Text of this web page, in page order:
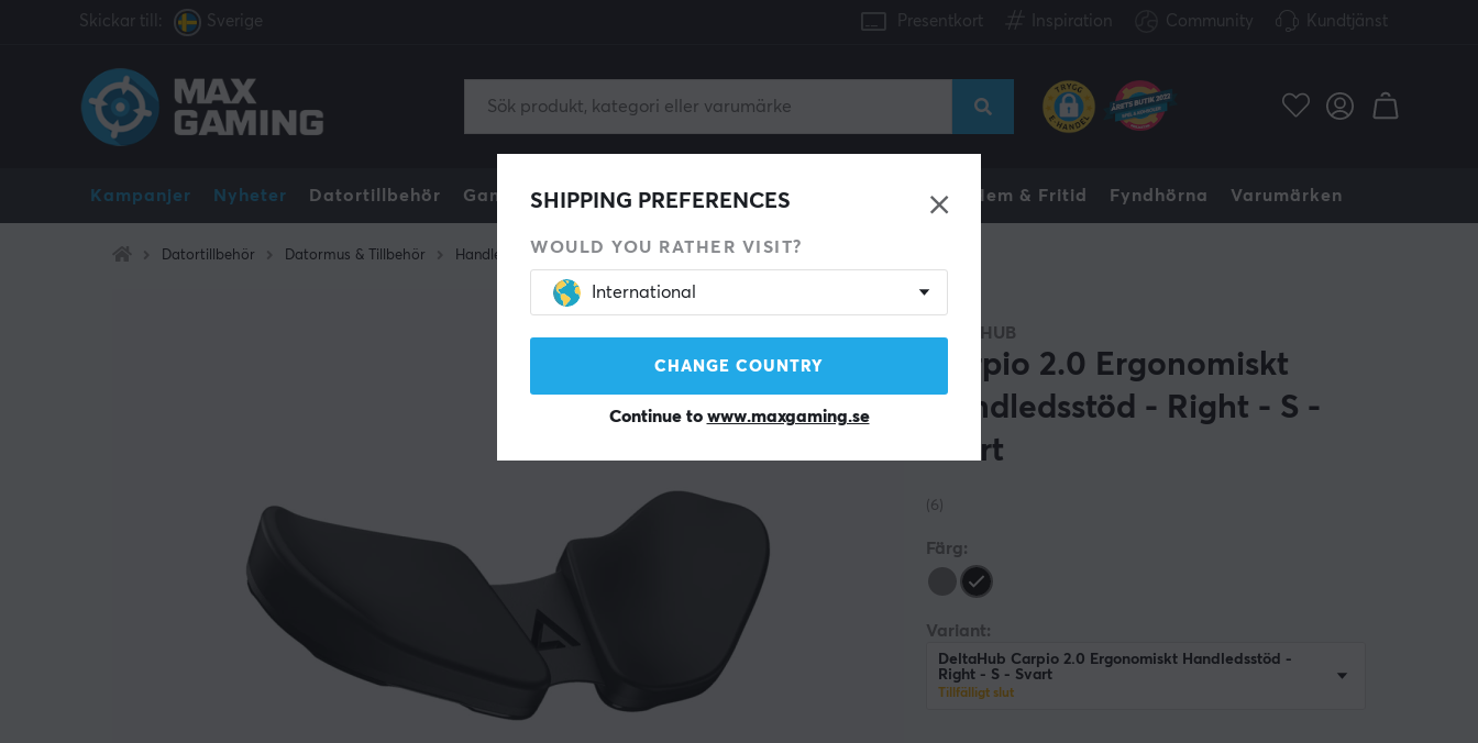
Skickar till: Sverige Presentkort Inspiration Community Kundtjänst
Kampanjer Nyheter Datortillbehör Gamingdator Konsol Gamingstol Mobiltillbehör Hem & Fritid Fyndhörna Varumärken
SHIPPING PREFERENCES
WOULD YOU RATHER VISIT?
International
CHANGE COUNTRY
Continue to www.maxgaming.se
Datortillbehör Datormus & Tillbehör Handledsstöd
DELTAHUB
Carpio 2.0 Ergonomiskt
Handledsstöd - Right - S -
Svart
(6)
Färg:
Variant:
DeltaHub Carpio 2.0 Ergonomiskt Handledsstöd -
Right - S - Svart
Tillfälligt slut